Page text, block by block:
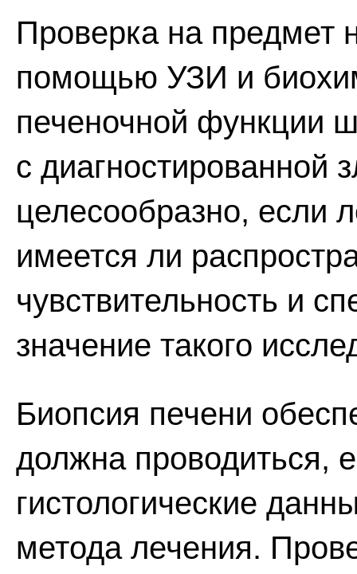
Проверка на предмет
помощью УЗИ и
печеночной функции
с диагностированной
целесообразно, если
имеется ли
чувствительность и
значение такого
Биопсия печени
должна проводиться,
гистологические
метода лечения.